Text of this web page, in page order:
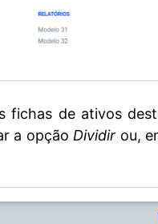
fichas de ativos
a opção Dividir ou,